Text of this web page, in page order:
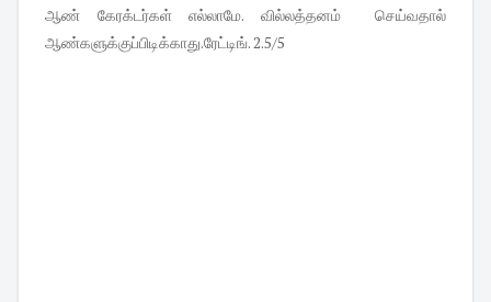
ஆண் கேரக்டர்கள் எல்லாமே. வில்லத்தனம் செய்வதால்
ஆண்களுக்குப்பிடிக்காது.ரேட்டிங். 2.5/5